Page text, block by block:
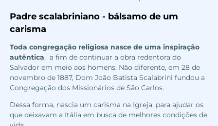
Padre scalabriniano - bálsamo de um
carisma
Toda congregação religiosa nasce de uma inspiração
autêntica, a fim de continuar a obra redentora do
Salvador em meio aos homens. Não diferente, em 28 de
novembro de 1887, Dom João Batista Scalabrini fundou a
Congregação dos Missionários de São Carlos.
Dessa forma, nascia um carisma na Igreja, para ajudar os
que deixavam a Itália em busca de melhores condições de